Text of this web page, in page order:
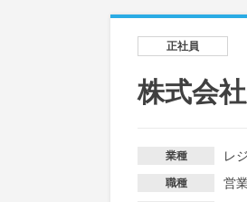
正社員
株式会
業種 レ
職種 営